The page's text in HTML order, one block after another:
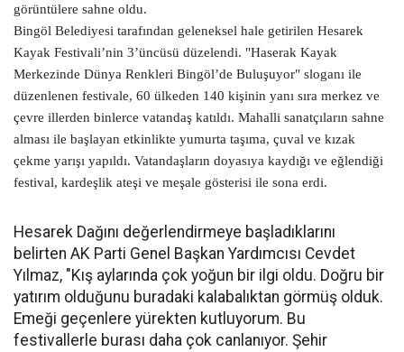
görüntülere sahne oldu.
Bingöl Belediyesi tarafından geleneksel hale getirilen Hesarek
Kayak Festivali’nin 3’üncüsü düzelendi. "Haserak Kayak
Merkezinde Dünya Renkleri Bingöl’de Buluşuyor" sloganı ile
düzenlenen festivale, 60 ülkeden 140 kişinin yanı sıra merkez ve
çevre illerden binlerce vatandaş katıldı. Mahalli sanatçıların sahne
alması ile başlayan etkinlikte yumurta taşıma, çuval ve kızak
çekme yarışı yapıldı. Vatandaşların doyasıya kaydığı ve eğlendiği
festival, kardeşlik ateşi ve meşale gösterisi ile sona erdi.
Hesarek Dağını değerlendirmeye başladıklarını
belirten AK Parti Genel Başkan Yardımcısı Cevdet
Yılmaz, "Kış aylarında çok yoğun bir ilgi oldu. Doğru bir
yatırım olduğunu buradaki kalabalıktan görmüş olduk.
Emeği geçenlere yürekten kutluyorum. Bu
festivallerle burası daha çok canlanıyor. Şehir